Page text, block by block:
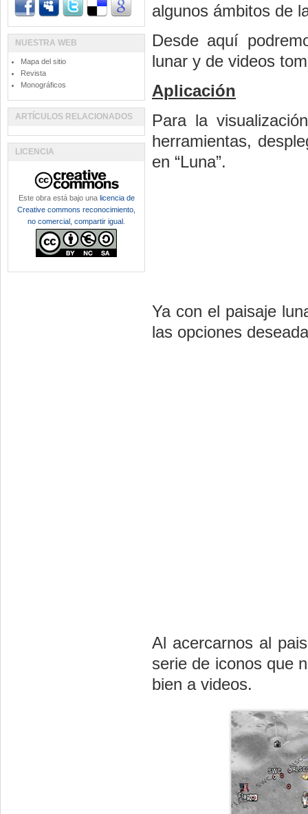
algunos ámbitos de
Desde aquí
lunar y de videos
Aplicación
Para la
herramientas,
en “Luna”.
Ya con el paisaje
las opciones
Al acercarnos al
serie de iconos que
bien a videos.
NUESTRA WEB
Mapa del sitio
Revista
Monográficos
ARTÍCULOS RELACIONADOS
LICENCIA
Este obra está bajo una licencia de
Creative commons reconocimiento,
no comercial, compartir igual